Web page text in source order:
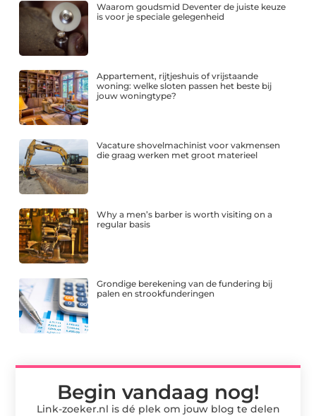
Waarom goudsmid Deventer de juiste keuze
is voor je speciale gelegenheid
Appartement, rijtjeshuis of vrijstaande
woning: welke sloten passen het beste bij
jouw woningtype?
Vacature shovelmachinist voor vakmensen
die graag werken met groot materieel
Why a men’s barber is worth visiting on a
regular basis
Grondige berekening van de fundering bij
palen en strookfunderingen
Begin vandaag nog!
Link-zoeker.nl is dé plek om jouw blog te delen